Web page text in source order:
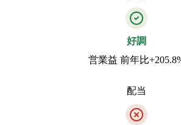
好調
営業益 前年比
配当